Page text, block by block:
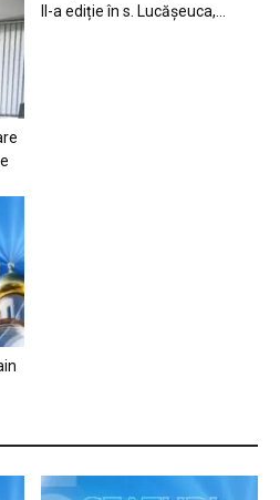
II-a ediție în s. Lucășeuca,...